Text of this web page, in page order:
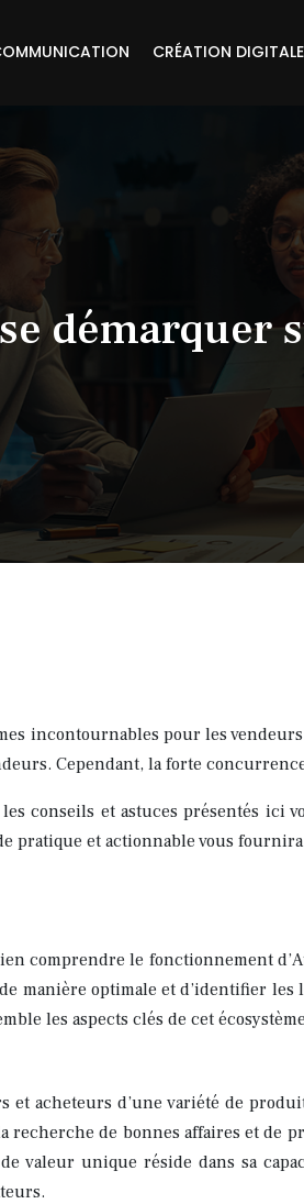
CRÉATION DIGITALE
démarquer
incontournables pour les
Cependant, la forte
conseils et astuces présentés
pratique et actionnable vous
comprendre le fonctionnement
manière optimale et d’identifier
les aspects clés de cet
acheteurs d’une variété de
de bonnes affaires et de
valeur unique réside dans sa